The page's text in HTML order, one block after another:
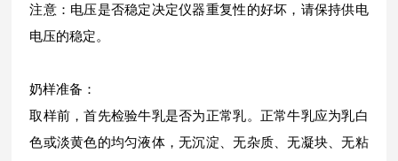
注意：电压是否稳定决定仪器重复性的好坏，请保持供电
电压的稳定。
奶样准备：
取样前，首先检验牛乳是否为正常乳。正常牛乳应为乳白
色或淡黄色的均匀液体，无沉淀、无杂质、无凝块、无粘